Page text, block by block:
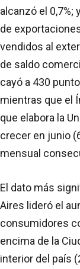
alcanzó el
de
vendidos al
de saldo
cayó a 430
mientras que el
que elabora la
crecer en junio
mensual
El dato más
Aires lideró el
consumidores
encima de la
interior del país